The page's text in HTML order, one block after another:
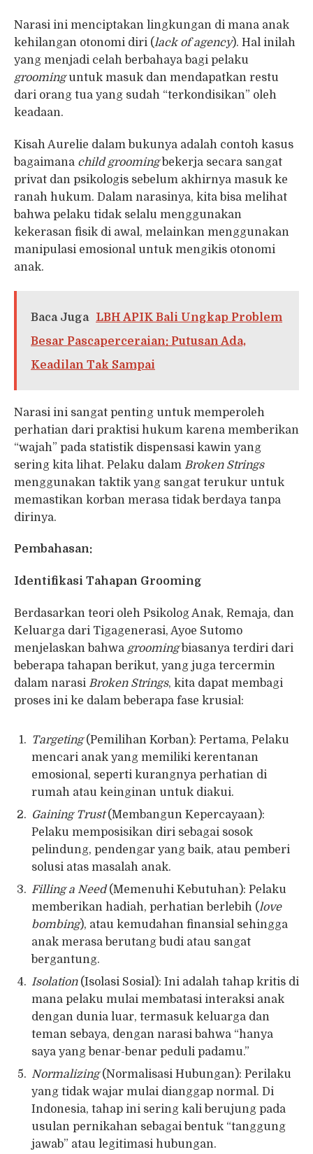
Narasi ini menciptakan lingkungan di mana anak
kehilangan otonomi diri (lack of agency). Hal inilah
yang menjadi celah berbahaya bagi pelaku
groominguntuk masuk dan mendapatkan restu
dari orang tua yang sudah “terkondisikan” oleh
keadaan.
Kisah Aurelie dalam bukunya adalah contoh kasus
bagaimana child groomingbekerja secara sangat
privat dan psikologis sebelum akhirnya masuk ke
ranah hukum. Dalam narasinya, kita bisa melihat
bahwa pelaku tidak selalu menggunakan
kekerasan fisik di awal, melainkan menggunakan
manipulasi emosional untuk mengikis otonomi
anak.
Baca Juga
LBH APIK Bali Ungkap Problem
Besar Pascaperceraian: Putusan Ada,
Keadilan Tak Sampai
Narasi ini sangat penting untuk memperoleh
perhatian dari praktisi hukum karena memberikan
“wajah” pada statistik dispensasi kawin yang
sering kita lihat. Pelaku dalam Broken Strings
menggunakan taktik yang sangat terukur untuk
memastikan korban merasa tidak berdaya tanpa
dirinya.
Pembahasan:
Identifikasi Tahapan Grooming
Berdasarkan teori oleh Psikolog Anak, Remaja, dan
Keluarga dari Tigagenerasi, Ayoe Sutomo
menjelaskan bahwa groomingbiasanya terdiri dari
beberapa tahapan berikut, yang juga tercermin
dalam narasi Broken Strings, kita dapat membagi
proses ini ke dalam beberapa fase krusial:
Targeting(Pemilihan Korban): Pertama, Pelaku
mencari anak yang memiliki kerentanan
emosional, seperti kurangnya perhatian di
rumah atau keinginan untuk diakui.
Gaining Trust(Membangun Kepercayaan):
Pelaku memposisikan diri sebagai sosok
pelindung, pendengar yang baik, atau pemberi
solusi atas masalah anak.
Filling a Need(Memenuhi Kebutuhan): Pelaku
memberikan hadiah, perhatian berlebih (love
bombing), atau kemudahan finansial sehingga
anak merasa berutang budi atau sangat
bergantung.
Isolation(Isolasi Sosial): Ini adalah tahap kritis di
mana pelaku mulai membatasi interaksi anak
dengan dunia luar, termasuk keluarga dan
teman sebaya, dengan narasi bahwa “hanya
saya yang benar-benar peduli padamu.”
Normalizing(Normalisasi Hubungan): Perilaku
yang tidak wajar mulai dianggap normal. Di
Indonesia, tahap ini sering kali berujung pada
usulan pernikahan sebagai bentuk “tanggung
jawab” atau legitimasi hubungan.